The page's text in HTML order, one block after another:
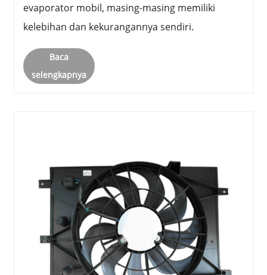
evaporator mobil, masing-masing memiliki
kelebihan dan kekurangannya sendiri.
Baca
selengkapnya